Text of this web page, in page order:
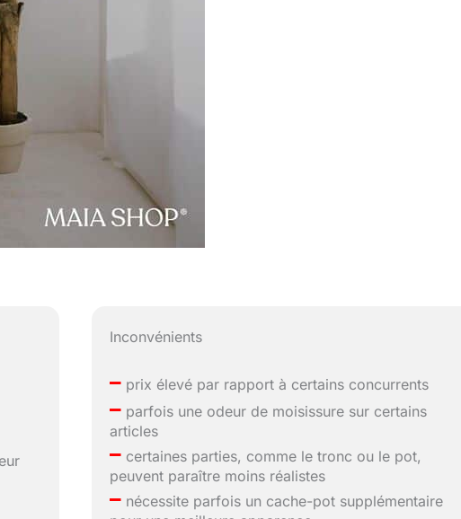
Inconvénients
– prix élevé par rapport à certains concurrents
– parfois une odeur de moisissure sur certains
articles
– certaines parties, comme le tronc ou le pot,
peuvent paraître moins réalistes
– nécessite parfois un cache-pot supplémentaire